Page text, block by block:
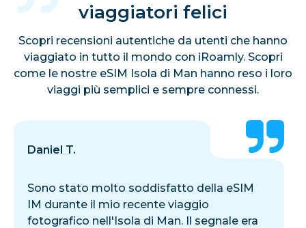
viaggiatori felici
Scopri recensioni autentiche da utenti che hanno
viaggiato in tutto il mondo con iRoamly. Scopri
come le nostre eSIM Isola di Man hanno reso i loro
viaggi più semplici e sempre connessi.
Daniel T.
Sono stato molto soddisfatto della eSIM
IM durante il mio recente viaggio
fotografico nell'Isola di Man. Il segnale era